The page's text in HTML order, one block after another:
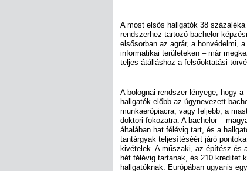
A most elsős hallgatók 38
rendszerhez tartozó bachelor
elsősorban az agrár, a honvédelmi,
informatikai területeken – már
teljes átálláshoz a felsőoktatási
A bolognai rendszer lényege, hogy a
hallgatók előbb az úgynevezett
munkaerőpiacra, vagy feljebb, a
doktori fokozatra. A bachelor –
általában hat félévig tart, és a
tantárgyak teljesítéséért járó
kivételek. A műszaki, az építész és
hét félévig tartanak, és 210 kreditet
hallgatóknak. Európában ugyanis